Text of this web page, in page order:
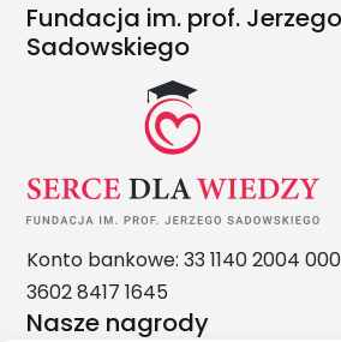
Fundacja im. prof. Jerzego
Sadowskiego
Konto bankowe: 33 1140 2004
3602 8417 1645
Nasze nagrody